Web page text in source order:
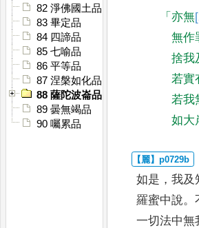
82 淨佛國土品
83 畢定品
84 四諦品
85 七喻品
86 平等品
87 涅槃如化品
88 薩陀波崙品
89 曇無竭品
90 囑累品
「亦無
無作
捨我
若實
若我
如大
如是 ，我及
羅蜜中說。
一切法中無